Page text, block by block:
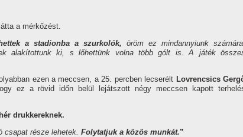
a mérkőzést.
a stadionba a szurkolók, öröm ez mindannyiunk
alakítottunk ki, s lőhettünk volna több gólt is. A játék
ezen a meccsen, a 25. percben lecserélt Lovrencsics
ez a rövid időn belül lejátszott négy meccsen kapott
drukkereknek.
csapat része lehetek. Folytatjuk a közös munkát.”